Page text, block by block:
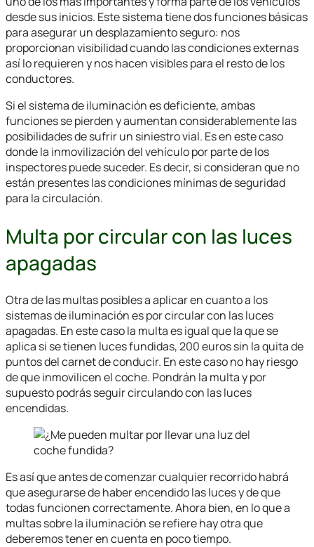
desde sus inicios. Este sistema tiene dos funciones básicas
para asegurar un desplazamiento seguro: nos
proporcionan visibilidad cuando las condiciones externas
así lo requieren y nos hacen visibles para el resto de los
conductores.
Si el sistema de iluminación es deficiente, ambas
funciones se pierden y aumentan considerablemente las
posibilidades de sufrir un siniestro vial. Es en este caso
donde la inmovilización del vehículo por parte de los
inspectores puede suceder. Es decir, si consideran que no
están presentes las condiciones mínimas de seguridad
para la circulación.
Multa por circular con las luces
apagadas
Otra de las multas posibles a aplicar en cuanto a los
sistemas de iluminación es por circular con las luces
apagadas. En este caso la multa es igual que la que se
aplica si se tienen luces fundidas, 200 euros sin la quita de
puntos del carnet de conducir. En este caso no hay riesgo
de que inmovilicen el coche. Pondrán la multa y por
supuesto podrás seguir circulando con las luces
encendidas.
Es así que antes de comenzar cualquier recorrido habrá
que asegurarse de haber encendido las luces y de que
todas funcionen correctamente. Ahora bien, en lo que a
multas sobre la iluminación se refiere hay otra que
deberemos tener en cuenta en poco tiempo.